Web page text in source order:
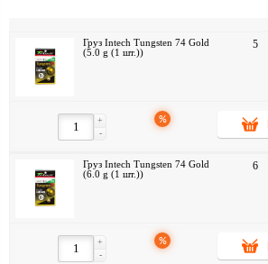
Груз Intech Tungsten 74 Gold
(5.0 g (1 шт.))
5
-
+ %
Груз Intech Tungsten 74 Gold
(6.0 g (1 шт.))
6
-
+ %